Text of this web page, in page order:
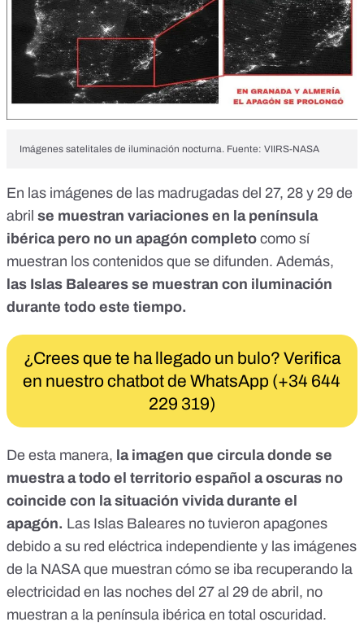
Imágenes satelitales de iluminación nocturna. Fuente: VIIRS-NASA
En las imágenes de las madrugadas del 27, 28 y 29 de
abril se muestran variaciones en la península
ibérica pero no un apagón completo como sí
muestran los contenidos que se difunden. Además,
las Islas Baleares se muestran con iluminación
durante todo este tiempo.
¿Crees que te ha llegado un bulo? Verifica
en nuestro chatbot de WhatsApp (+34 644
229 319)
De esta manera, la imagen que circula donde se
muestra a todo el territorio español a oscuras no
coincide con la situación vivida durante el
apagón. Las Islas Baleares no tuvieron apagones
debido a su red eléctrica independiente y las imágenes
de la NASA que muestran cómo se iba recuperando la
electricidad en las noches del 27 al 29 de abril, no
muestran a la península ibérica en total oscuridad.